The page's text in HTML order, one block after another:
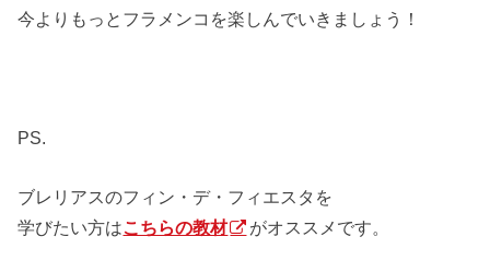
今よりもっとフラメンコを楽しんでいきましょう！
PS.
ブレリアスのフィン・デ・フィエスタを
学びたい方はこちらの教材 がオススメです。